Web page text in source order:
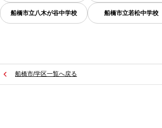
船橋市立八木が谷中学校 船橋市立若松中学校
船橋市/学区一覧へ戻る